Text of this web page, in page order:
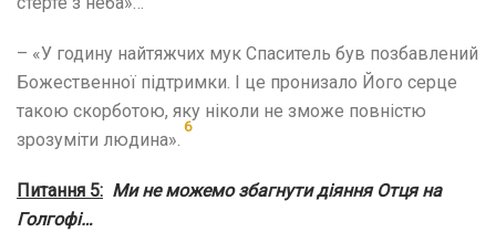
– «У годину найтяжчих мук Спаситель був позбавлений
Божественної підтримки. І це пронизало Його серце
такою скорботою, яку ніколи не зможе повністю
зрозуміти людина».
6
Питання 5: Ми не можемо збагнути діяння Отця на
Голгофі…